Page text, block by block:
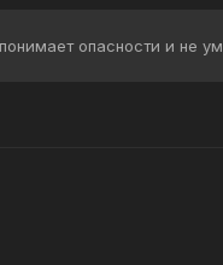
опасности и не